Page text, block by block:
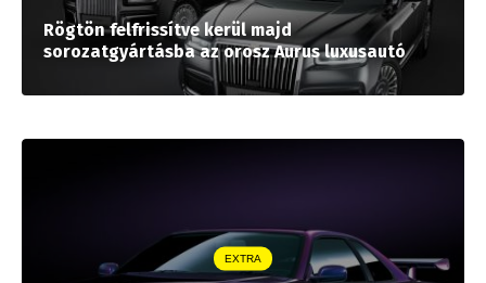
Rögtön felfrissítve kerül majd
sorozatgyártásba az orosz Aurus luxusautó
EXTRA